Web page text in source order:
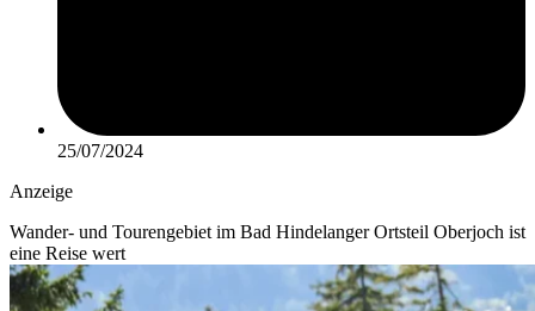
25/07/2024
Anzeige
Wander- und Tourengebiet im Bad Hindelanger Ortsteil Oberjoch ist
eine Reise wert